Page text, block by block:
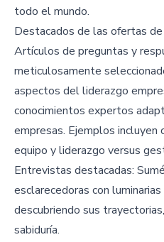
todo el mundo.
Destacados de las ofertas
Artículos de preguntas y
meticulosamente
aspectos del liderazgo
conocimientos expertos
empresas. Ejemplos incluyen
equipo y liderazgo versus
Entrevistas destacadas:
esclarecedoras con
descubriendo sus
sabiduría.